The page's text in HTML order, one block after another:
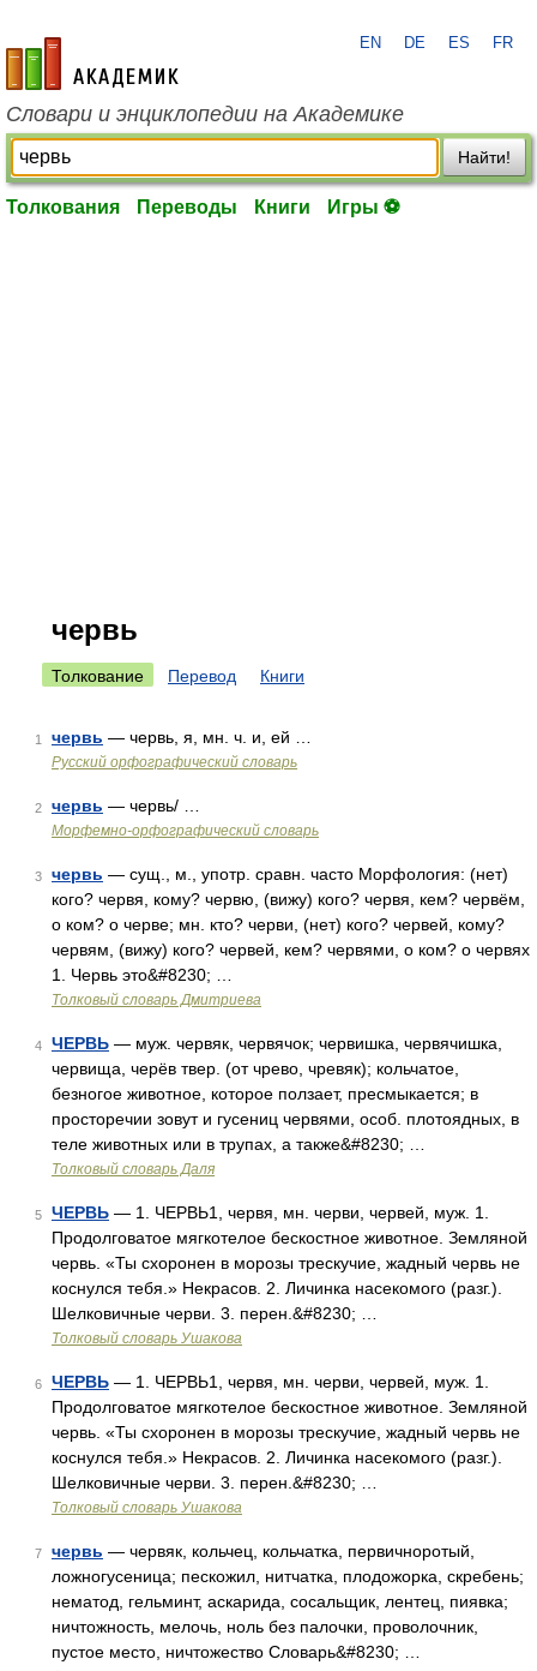
academic.ru
EN DE ES FR
Словари и энциклопедии на Академике
Найти!
Толкования Переводы Книги Игры ⚽
червь
Толкование Перевод Книги
1 червь — червь, я, мн. ч. и, ей …
Русский орфографический словарь
2 червь — червь/ …
Морфемно-орфографический словарь
3 червь — сущ., м., употр. сравн. часто Морфология: (нет)
кого? червя, кому? червю, (вижу) кого? червя, кем? червём,
о ком? о черве; мн. кто? черви, (нет) кого? червей, кому?
червям, (вижу) кого? червей, кем? червями, о ком? о червях
1. Червь это&#8230; …
Толковый словарь Дмитриева
4 ЧЕРВЬ — муж. червяк, червячок; червишка, червячишка,
червища, черёв твер. (от чрево, чревяк); кольчатое,
безногое животное, которое ползает, пресмыкается; в
просторечии зовут и гусениц червями, особ. плотоядных, в
теле животных или в трупах, а также&#8230; …
Толковый словарь Даля
5 ЧЕРВЬ — 1. ЧЕРВЬ1, червя, мн. черви, червей, муж. 1.
Продолговатое мягкотелое бескостное животное. Земляной
червь. «Ты схоронен в морозы трескучие, жадный червь не
коснулся тебя.» Некрасов. 2. Личинка насекомого (разг.).
Шелковичные черви. 3. перен.&#8230; …
Толковый словарь Ушакова
6 ЧЕРВЬ — 1. ЧЕРВЬ1, червя, мн. черви, червей, муж. 1.
Продолговатое мягкотелое бескостное животное. Земляной
червь. «Ты схоронен в морозы трескучие, жадный червь не
коснулся тебя.» Некрасов. 2. Личинка насекомого (разг.).
Шелковичные черви. 3. перен.&#8230; …
Толковый словарь Ушакова
7 червь — червяк, кольчец, кольчатка, первичноротый,
ложногусеница; пескожил, нитчатка, плодожорка, скребень;
нематод, гельминт, аскарида, сосальщик, лентец, пиявка;
ничтожность, мелочь, ноль без палочки, проволочник,
пустое место, ничтожество Словарь&#8230; …